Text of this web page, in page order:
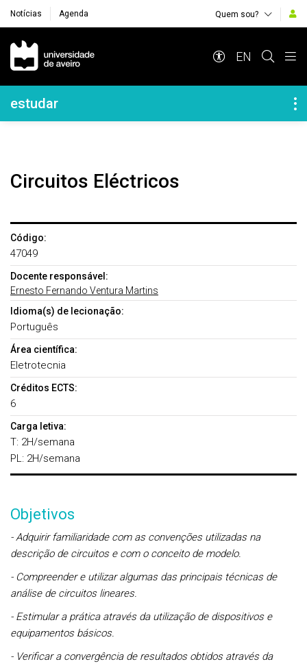
Notícias Agenda Quem sou?
Navegação Principal
EN
Navegação Lateral
estudar
Circuitos Eléctricos
Código:
47049
Docente responsável:
Ernesto Fernando Ventura Martins
Idioma(s) de lecionação:
Português
Área científica:
Eletrotecnia
Créditos ECTS:
6
Carga letiva:
T: 2H/semana
PL: 2H/semana
Objetivos
- Adquirir familiaridade com as convenções utilizadas na
descrição de circuitos e com o conceito de modelo.
- Compreender e utilizar algumas das principais técnicas de
análise de circuitos lineares.
- Estimular a prática através da utilização de dispositivos e
equipamentos básicos.
- Verificar a convergência de resultados obtidos através da